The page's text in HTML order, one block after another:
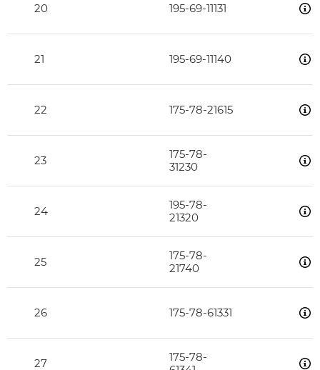
20 195-69-11131
21 195-69-11140
22 175-78-21615
23
175-78-
31230
24
195-78-
21320
25
175-78-
21740
26 175-78-61331
27
175-78-